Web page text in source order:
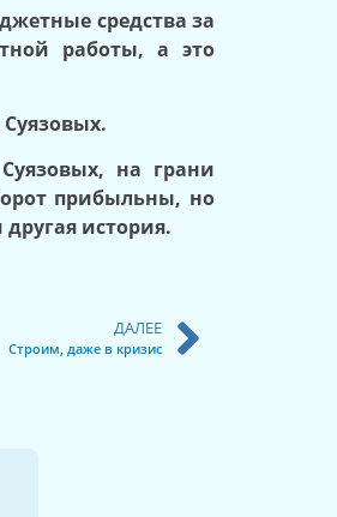
средства за
работы, а это
на грани
прибыльны, но
история.
ДАЛЕЕ
Строим, даже в кризис